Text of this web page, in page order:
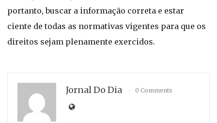
portanto, buscar a informação correta e estar
ciente de todas as normativas vigentes para que os
direitos sejam plenamente exercidos.
Jornal Do Dia 0 Comments